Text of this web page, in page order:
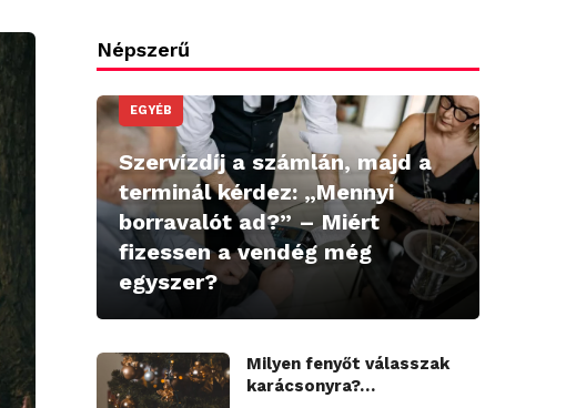
Népszerű
EGYÉB
Szervízdíj a számlán, majd a
terminál kérdez: „Mennyi
borravalót ad?” – Miért
fizessen a vendég még
egyszer?
Milyen fenyőt válasszak
karácsonyra?…